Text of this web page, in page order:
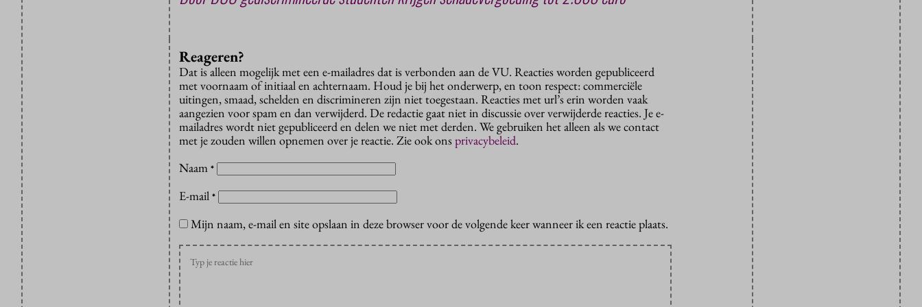
Reageren?
Dat is alleen mogelijk met een e-mailadres dat is verbonden aan de VU. Reacties worden gepubliceerd
met voornaam of initiaal en achternaam. Houd je bij het onderwerp, en toon respect: commerciële
uitingen, smaad, schelden en discrimineren zijn niet toegestaan. Reacties met url’s erin worden vaak
aangezien voor spam en dan verwijderd. De redactie gaat niet in discussie over verwijderde reacties. Je e-
mailadres wordt niet gepubliceerd en delen we niet met derden. We gebruiken het alleen als we contact
met je zouden willen opnemen over je reactie. Zie ook onsprivacybeleid.
Naam *
E-mail *
Mijn naam, e-mail en site opslaan in deze browser voor de volgende keer wanneer ik een reactie plaats.